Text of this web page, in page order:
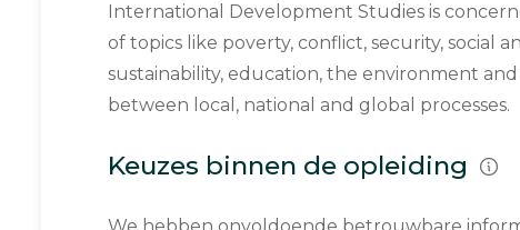
International Development Studies is
of topics like poverty, conflict, security, social
sustainability, education, the environment
between local, national and global processes.
Keuzes binnen de opleiding